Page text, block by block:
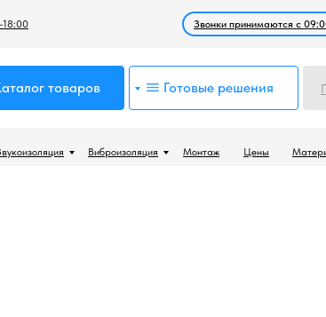
Виброизоляция Монтаж Цены
товаров Готовые решения
Звонки принимаются с